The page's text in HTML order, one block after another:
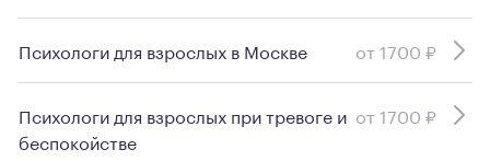
Психологи для взрослых в Москве от 1700 ₽
Психологи для взрослых при тревоге и
беспокойстве
от 1700 ₽